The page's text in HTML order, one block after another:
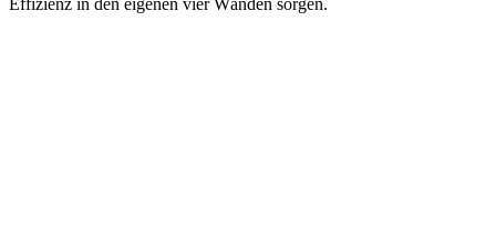
Effizienz in den eigenen vier Wänden sorgen.